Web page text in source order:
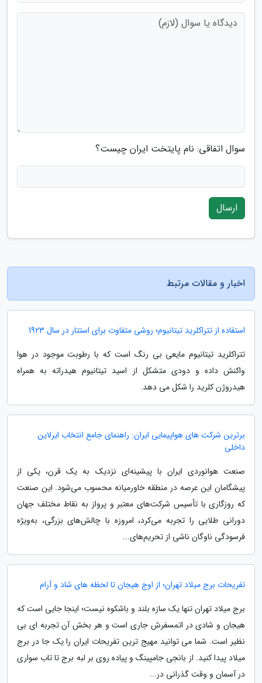
سوال اتفاقی: نام پایتخت ایران چیست؟
ارسال
اخبار و مقالات مرتبط
استفاده از تتراکلرید تیتانیوم؛ روشی متفاوت برای استتار در سال 1923
تتراکلرید تیتانیوم مایعی بی رنگ است که با رطوبت موجود در هوا
واکنش داده و دودی متشکل از اسید تیتانیوم هیدراته به همراه
هیدروژن کلرید را شکل می دهد.
برترین شرکت های هواپیمایی ایران: راهنمای جامع انتخاب ایرلاین
داخلی
صنعت هوانوردی ایران با پیشینه‌ای نزدیک به یک قرن، یکی از
پیشگامان این عرصه در منطقه خاورمیانه محسوب می‌شود. این صنعت
که روزگاری با تأسیس شرکت‌های معتبر و پرواز به نقاط مختلف جهان
دورانی طلایی را تجربه می‌کرد، امروزه با چالش‌های بزرگی، به‌ویژه
فرسودگی ناوگان ناشی از تحریم‌های...
تفریحات برج میلاد تهران؛ از اوج هیجان تا لحظه های شاد و آرام
برج میلاد تهران تنها یک سازه بلند و باشکوه نیست؛ اینجا جایی است که
هیجان و شادی در اتمسفرش جاری است و هر بخش آن تجربه ای بی
نظیر است. شما می توانید مهیج ترین تفریحات ایران را یک جا در برج
میلاد پیدا کنید. از بانجی جامپینگ و پیاده روی بر لبه برج تا تاب سواری
در آسمان و وقت گذرانی در...